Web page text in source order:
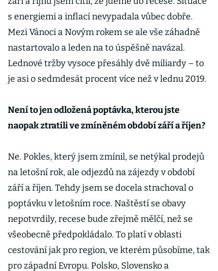
s energiemi a inflací nevypadala vůbec dobře.
Mezi Vánoci a Novým rokem se ale vše záhadně
nastartovalo a leden na to úspěšně navázal.
Lednové tržby vysoce přesáhly dvě miliardy – to
je asi o sedmdesát procent více než v lednu 2019.
Není to jen odložená poptávka, kterou jste
naopak ztratili ve zmíněném období září a říjen?
Ne. Pokles, který jsem zmínil, se netýkal prodejů
na letošní rok, ale odjezdů na zájezdy v období
září a říjen. Tehdy jsem se docela strachoval o
poptávku v letošním roce. Naštěstí se obavy
nepotvrdily, recese bude zřejmě mělčí, než se
všeobecně předpokládalo. To platí v oblasti
cestování jak pro region, ve kterém působíme, tak
pro západní Evropu. Polsko, Slovensko a